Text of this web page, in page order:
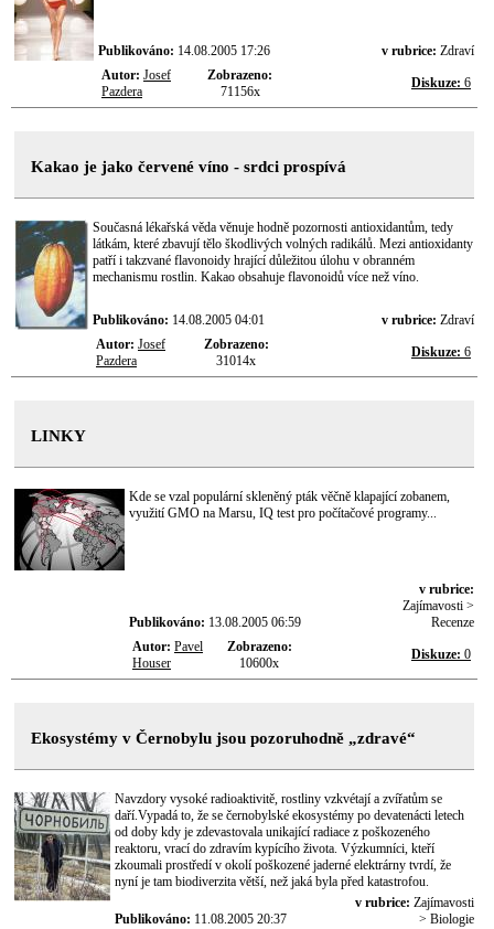
Publikováno: 14.08.2005 17:26 v rubrice: Zdraví
Autor: Josef
Pazdera
Zobrazeno:
71156x
Diskuze: 6
Kakao je jako červené víno - srdci prospívá
Současná lékařská věda věnuje hodně pozornosti antioxidantům, tedy
látkám, které zbavují tělo škodlivých volných radikálů. Mezi antioxidanty
patří i takzvané flavonoidy hrající důležitou úlohu v obranném
mechanismu rostlin. Kakao obsahuje flavonoidů více než víno.
Publikováno: 14.08.2005 04:01 v rubrice: Zdraví
Autor: Josef
Pazdera
Zobrazeno:
31014x
Diskuze: 6
LINKY
Kde se vzal populární skleněný pták věčně klapající zobanem,
využití GMO na Marsu, IQ test pro počítačové programy...
Publikováno: 13.08.2005 06:59
v rubrice:
Zajímavosti >
Recenze
Autor: Pavel
Houser
Zobrazeno:
10600x
Diskuze: 0
Ekosystémy v Černobylu jsou pozoruhodně „zdravé“
Navzdory vysoké radioaktivitě, rostliny vzkvétají a zvířatům se
daří.Vypadá to, že se černobylské ekosystémy po devatenácti letech
od doby kdy je zdevastovala unikající radiace z poškozeného
reaktoru, vrací do zdravím kypícího života. Výzkumníci, kteří
zkoumali prostředí v okolí poškozené jaderné elektrárny tvrdí, že
nyní je tam biodiverzita větší, než jaká byla před katastrofou.
Publikováno: 11.08.2005 20:37
v rubrice: Zajímavosti
> Biologie